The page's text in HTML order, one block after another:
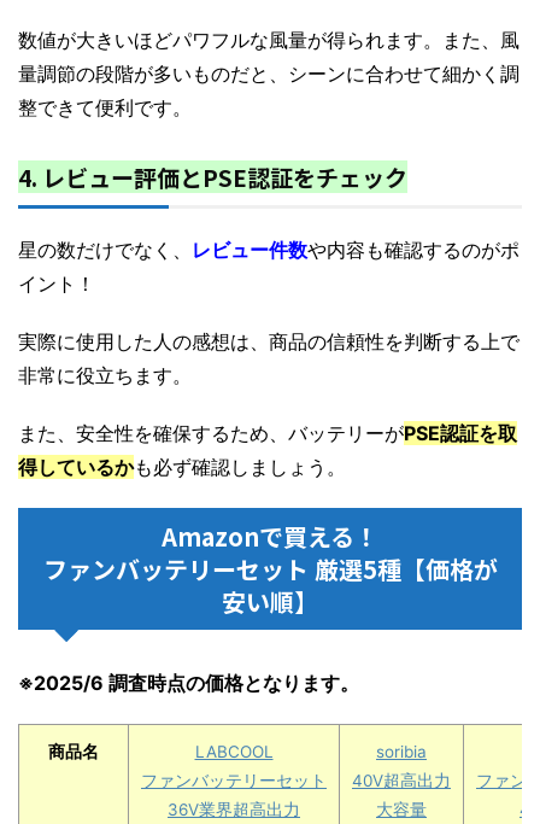
数値が大きいほどパワフルな風量が得られます。また、風
量調節の段階が多いものだと、シーンに合わせて細かく調
整できて便利です。
4. レビュー評価とPSE認証をチェック
星の数だけでなく、 レビュー件数や内容も確認するのがポ
イント！
実際に使用した人の感想は、商品の信頼性を判断する上で
非常に役立ちます。
また、安全性を確保するため、バッテリーがPSE認証を取
得しているかも必ず確認しましょう。
Amazonで買える！
ファンバッテリーセット 厳選5種【価格が
安い順】
※2025/6 調査時点の価格となります。
商品名
LABCOOL
ファンバッテリーセット
36V業界超高出力
soribia
40V超高出力
大容量
ファン